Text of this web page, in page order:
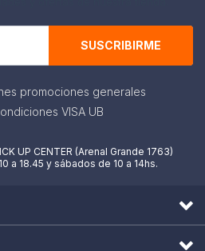
SUSCRIBIRME
promociones generales
VISA UB
UP CENTER (Arenal Grande 1763)
a 18.45 y sábados de 10 a 14hs.